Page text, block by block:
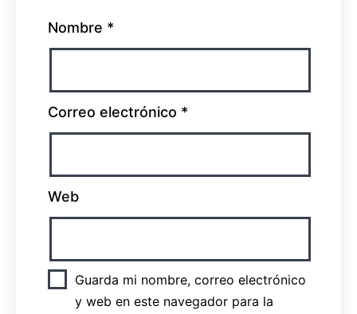
Nombre *
Correo electrónico *
Web
Guarda mi nombre, correo electrónico
y web en este navegador para la